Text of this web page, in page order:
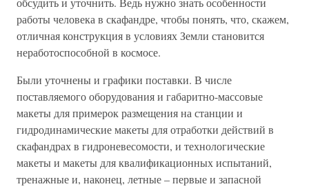
работы человека в скафандре, чтобы понять, что, скажем,
отличная конструкция в условиях Земли становится
неработоспособной в космосе.
Были уточнены и графики поставки. В числе
поставляемого оборудования и габаритно-массовые
макеты для примерок размещения на станции и
гидродинамические макеты для отработки действий в
скафандрах в гидроневесомости, и технологические
макеты и макеты для квалификационных испытаний,
тренажные и, наконец, летные – первые и запасной